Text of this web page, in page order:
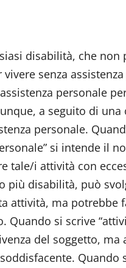
disabilità, che non
senza
personale
a seguito di
personale.
si intende il
tale/i attività con
più disabilità, può
attività, ma
si scrive
del soggetto,